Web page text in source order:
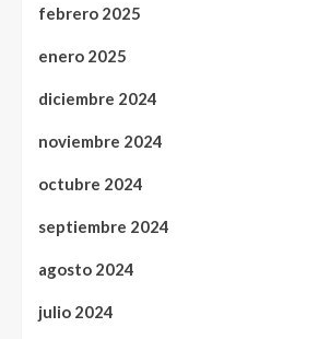
febrero 2025
enero 2025
diciembre 2024
noviembre 2024
octubre 2024
septiembre 2024
agosto 2024
julio 2024